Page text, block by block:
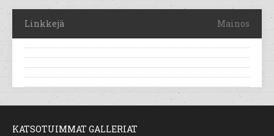
Linkkejä Mainos
KATSOTUIMMAT GALLERIAT